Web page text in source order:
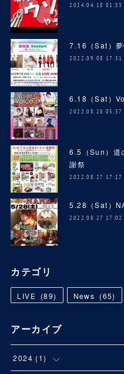
2024.04.18 01:53
7.16（Sat）
2022.09.08 17:31
6.18（Sat）
2022.08.28 05:37
6.5（Sun）道
謝祭
2022.08.27 17:17
5.28（Sat）
2022.08.27 17:02
カテゴリ
LIVE (89) News (65)
アーカイブ
2024 (1)